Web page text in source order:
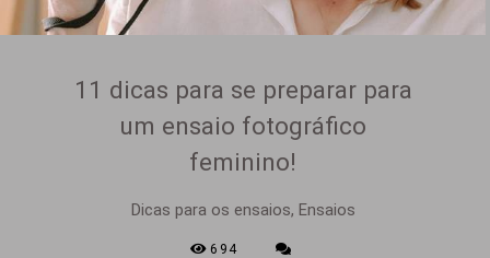
11 dicas para se preparar para
um ensaio fotográfico
feminino!
Dicas para os ensaios, Ensaios
694